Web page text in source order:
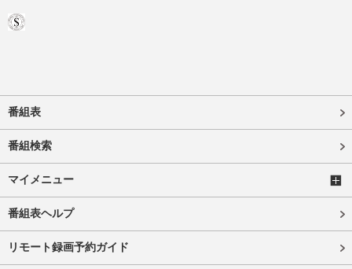
番組表
番組検索
マイメニュー
番組表ヘルプ
リモート録画予約ガイド